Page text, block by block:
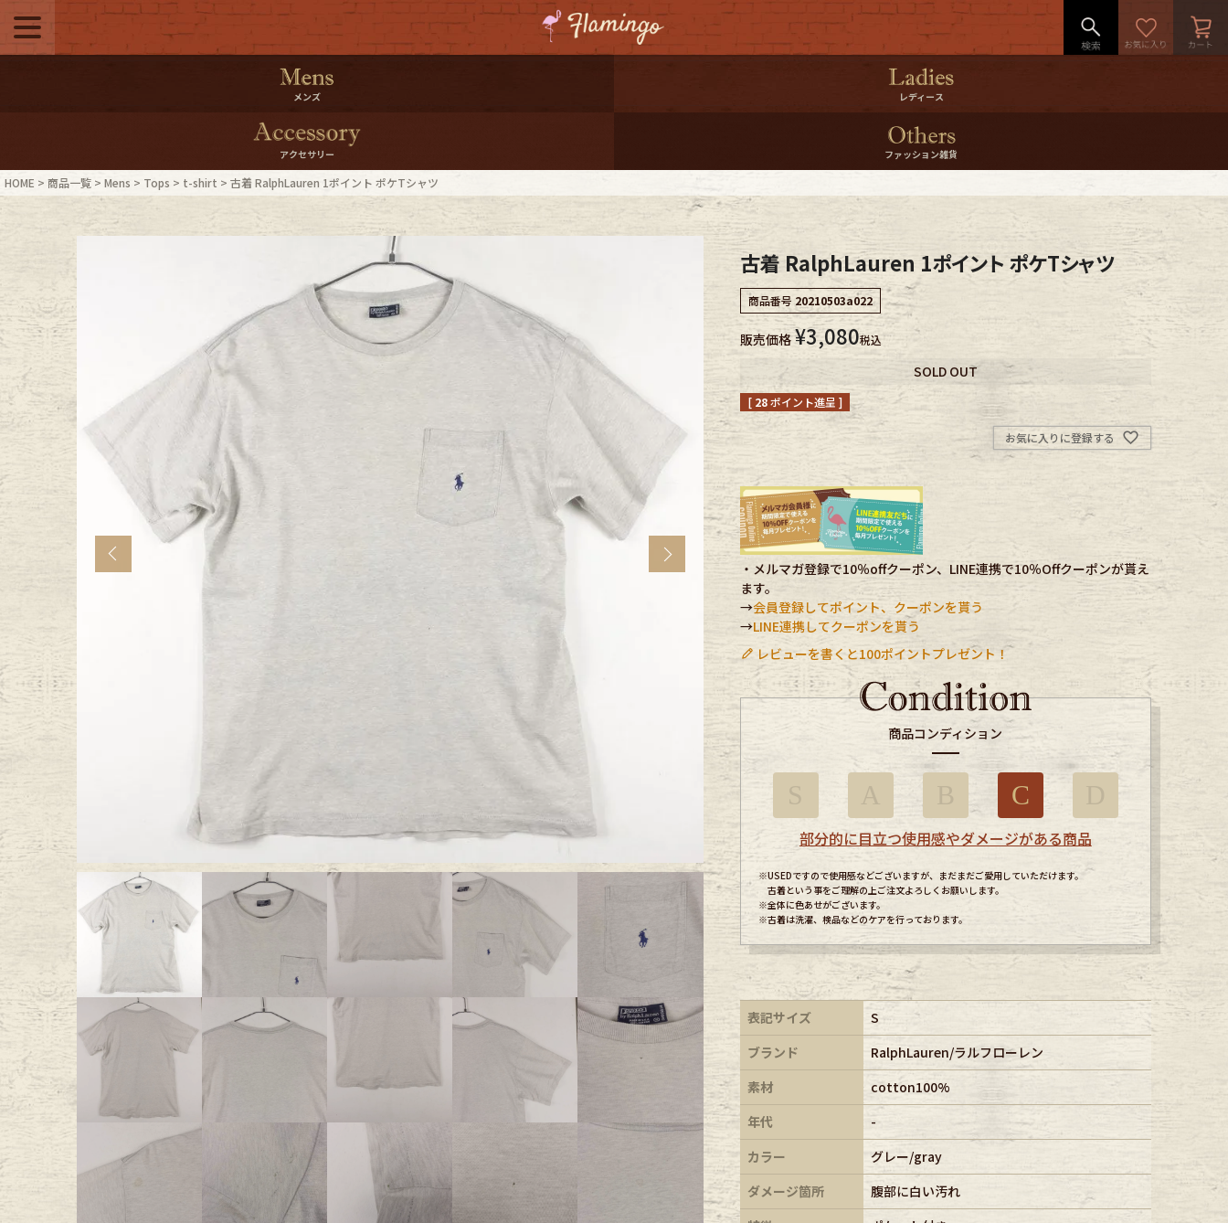
500pt＆10％Offクーポンプレゼント
10％0ffクーポンプレゼント
ログイン・会員登録 LINE ID連携
お気に入り マイページ
ご利用ガイド International Shipping
店舗紹介 特集一覧
ブランドから探す
年代から探す 古着卸DOCK
メンズ商品カテゴリーから探す
Fafatt
小物・アクセサリーから探す
Eye Wear
Shoes
メンズ レディース
アクセサリー ファッション雑貨
HOME 商品一覧 Mens Tops t-shirt 古着 RalphLauren 1ポイント ポケTシャツ
Next
古着 RalphLauren 1ポイント ポケTシャツ
商品番号 20210503a022
販売価格 ¥3,080税込
SOLD OUT
[ 28ポイント進呈 ]
お気に入りに登録する
・メルマガ登録で10％offクーポン、LINE連携で10％Offクーポンが貰え
ます。
→会員登録してポイント、クーポンを貰う
→LINE連携してクーポンを貰う
レビューを書くと100ポイントプレゼント！
商品コンディション
C
部分的に目立つ使用感やダメージがある商品
※USEDですので使用感などございますが、まだまだご愛用していただけます。
古着という事をご理解の上ご注文よろしくお願いします。
※全体に色あせがございます。
※古着は洗濯、検品などのケアを行っております。
表記サイズ
S
ブランド
RalphLauren/ラルフローレン
素材
cotton100%
年代
-
カラー
グレー/gray
ダメージ箇所
腹部に白い汚れ